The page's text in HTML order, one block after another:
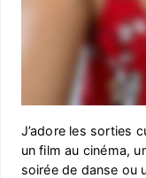
J’adore les sorties
un film au cinéma,
soirée de danse ou